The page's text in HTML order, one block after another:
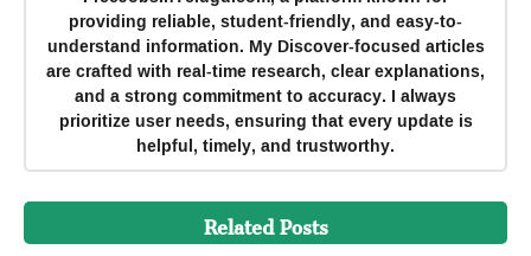
providing reliable, student-friendly, and easy-to-
understand information. My Discover-focused articles
are crafted with real-time research, clear explanations,
and a strong commitment to accuracy. I always
prioritize user needs, ensuring that every update is
helpful, timely, and trustworthy.
Related Posts